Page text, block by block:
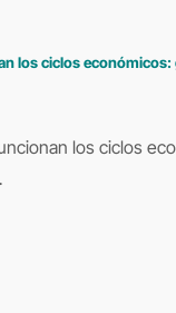
los ciclos
los ciclos